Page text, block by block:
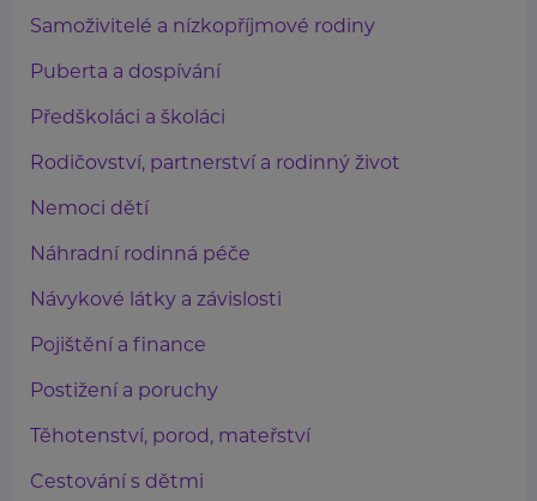
Samoživitelé a nízkopříjmové rodiny
Puberta a dospívání
Předškoláci a školáci
Rodičovství, partnerství a rodinný život
Nemoci dětí
Náhradní rodinná péče
Návykové látky a závislosti
Pojištění a finance
Postižení a poruchy
Těhotenství, porod, mateřství
Cestování s dětmi